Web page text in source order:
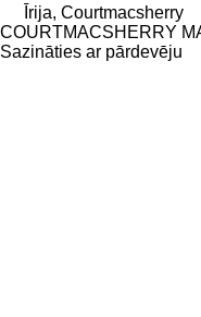
Īrija, Courtmacsherry
COURTMACSHERRY
Sazināties ar pārdevēju